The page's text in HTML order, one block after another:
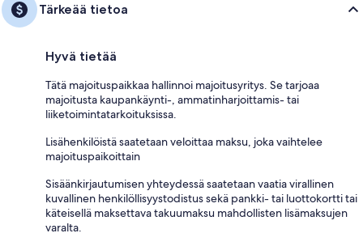
Tärkeää tietoa
Hyvä tietää
Tätä majoituspaikkaa hallinnoi majoitusyritys. Se tarjoaa
majoitusta kaupankäynti-, ammatinharjoittamis- tai
liiketoimintatarkoituksissa.
Lisähenkilöistä saatetaan veloittaa maksu, joka vaihtelee
majoituspaikoittain
Sisäänkirjautumisen yhteydessä saatetaan vaatia virallinen
kuvallinen henkilöllisyystodistus sekä pankki- tai luottokortti tai
käteisellä maksettava takuumaksu mahdollisten lisämaksujen
varalta.